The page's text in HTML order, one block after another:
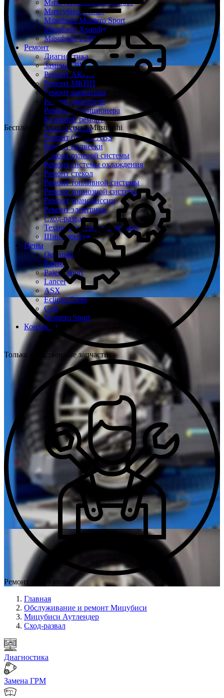
Митсубиси Эклипс Кросс
Митсубиси Кольт
Mitsubishi Montero Sport
Mitsubishi Xpander
Mitsubishi L200
Ремонт
Диагностика
Замена ГРМ
Ремонт АКПП
Ремонт МКПП
Ремонт вариатора
Ремонт двигателя
Ремонт кондиционера
Кузовной ремонт
Замена стекла
Ремонт блоков ABS
Ремонт подвески
Ремонт рулевой системы
Ремонт системы охлаждения
Ремонт стекол
Ремонт топливной системы
Ремонт тормозной системы
Ремонт трансмиссии
Ремонт электрики
Сход-развал
Техническое обслуживание
Шиномонтаж
Цены
Outlander
Pajero
Pajero Sport
Lancer
ASX
Eclipse Cross
Colt
Montero Sport
Контакты
Бесплатная диагностика Mitsubishi
Только качественные запчасти
Ремонт всех узлов
Главная
Обслуживание и ремонт Мицубиси
Мицубиси Аутлендер
Сход-развал
Диагностика
Замена ГРМ